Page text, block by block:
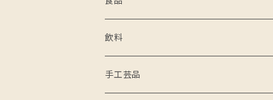
米
野菜・果物
飲料
手工芸品